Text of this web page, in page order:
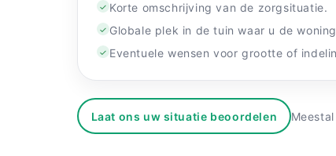
✓ Korte omschrijving van de zorgsituatie.
✓ Globale plek in de tuin waar u de
✓ Eventuele wensen voor grootte of
Laat ons uw situatie beoordelen